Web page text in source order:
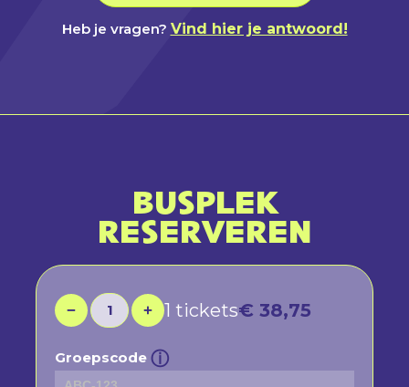
Heb je vragen? Vind hier je antwoord!
BUSPLEK
RESERVEREN
− 1 + 1 tickets€ 38,75
Groepscode ⓘ